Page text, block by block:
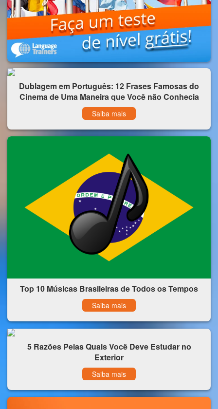
Dublagem em Português: 12 Frases Famosas do
Cinema de Uma Maneira que Você não Conhecia
Saiba mais
Top 10 Músicas Brasileiras de Todos os Tempos
Saiba mais
5 Razões Pelas Quais Você Deve Estudar no
Exterior
Saiba mais